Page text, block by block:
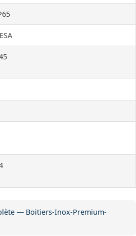
— Boitiers-Inox-Premium-